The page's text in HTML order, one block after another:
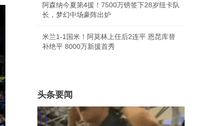
阿森纳今夏第4援！7500万镑签下28岁纽卡队
长，梦幻中场豪阵出炉
米兰1-1国米！阿莫林上任后2连平 恩昆库替
补绝平 8000万新援首秀
头条要闻